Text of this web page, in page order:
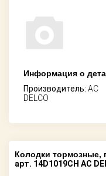
Информация о
Производитель: AC
DELCO
Колодки тормозные,
арт. 14D1019CH AC